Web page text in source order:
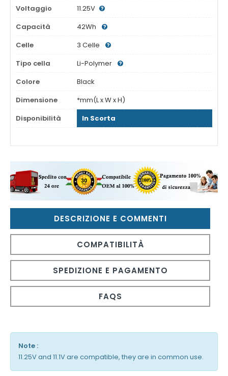
Voltaggio
11.25V
Capacità
42Wh
Celle
3 Celle
Tipo cella
Li-Polymer
Colore
Black
Dimensione
*mm(L x W x H)
Disponibilità
In Scorta
DESCRIZIONE E COMMENTI
COMPATIBILITÀ
SPEDIZIONE E PAGAMENTO
FAQS
Note :
11.25V and 11.1V are compatible, they are in common use.